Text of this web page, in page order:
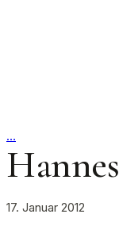
…
Hannes
17. Januar 2012